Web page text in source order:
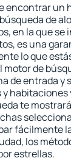
encontrar un
de
en la que
es una
lo que
motor de
de entrada y
habitaciones
te
fácilmente
los
estrellas.